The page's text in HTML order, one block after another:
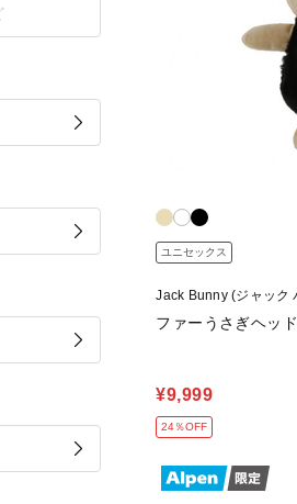
ユニセックス
Jack Bunny (ジャック
ファーうさぎヘッ
¥9,999
24％OFF